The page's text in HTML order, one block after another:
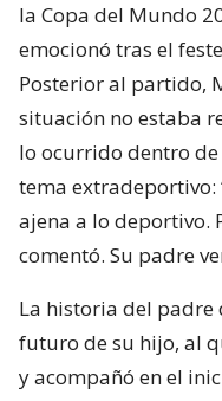
la Copa del Mundo
emocionó tras el
Posterior al partido,
situación no estaba
lo ocurrido dentro
tema extradeportivo:
ajena a lo deportivo.
comentó. Su padre
La historia del padre
futuro de su hijo, al
y acompañó en el